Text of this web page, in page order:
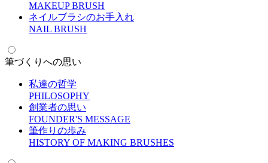
MAKEUP BRUSH
ネイルブラシのお手入れ
NAIL BRUSH
筆づくりへの思い
私達の哲学
PHILOSOPHY
創業者の思い
FOUNDER'S MESSAGE
筆作りの歩み
HISTORY OF MAKING BRUSHES